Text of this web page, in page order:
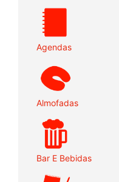
Agendas
Almofadas
Bar E Bebidas